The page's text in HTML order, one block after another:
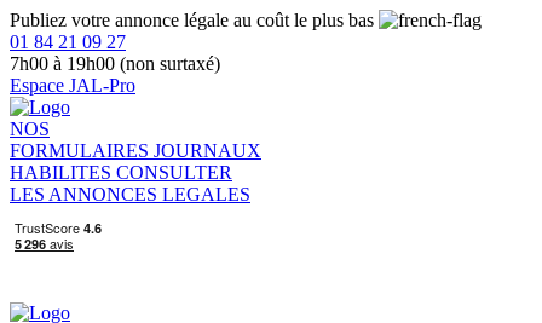
Publiez votre annonce légale au coût le plus bas
01 84 21 09 27
7h00 à 19h00 (non surtaxé)
Espace JAL-Pro
NOS
FORMULAIRES JOURNAUX
HABILITES CONSULTER
LES ANNONCES LEGALES